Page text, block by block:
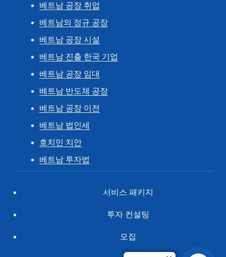
베트남 공장 취업
베트남의 정규 공장
베트남 공장 시설
베트남 진출 한국 기업
베트남 공장 임대
베트남 반도체 공장
베트남 공장 이전
베트남 법인세
호치민 치안
베트남 투자법
서비스 패키지
투자 컨설팅
모집